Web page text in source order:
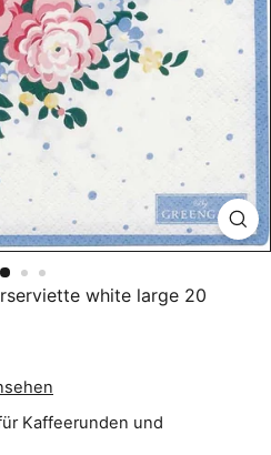
white large 20
Kaffeerunden und